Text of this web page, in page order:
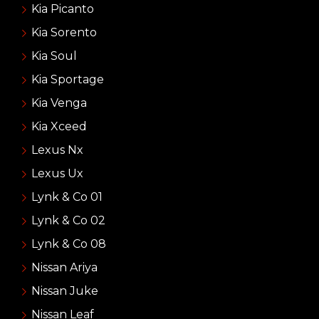
Kia Picanto
Kia Sorento
Kia Soul
Kia Sportage
Kia Venga
Kia Xceed
Lexus Nx
Lexus Ux
Lynk & Co 01
Lynk & Co 02
Lynk & Co 08
Nissan Ariya
Nissan Juke
Nissan Leaf